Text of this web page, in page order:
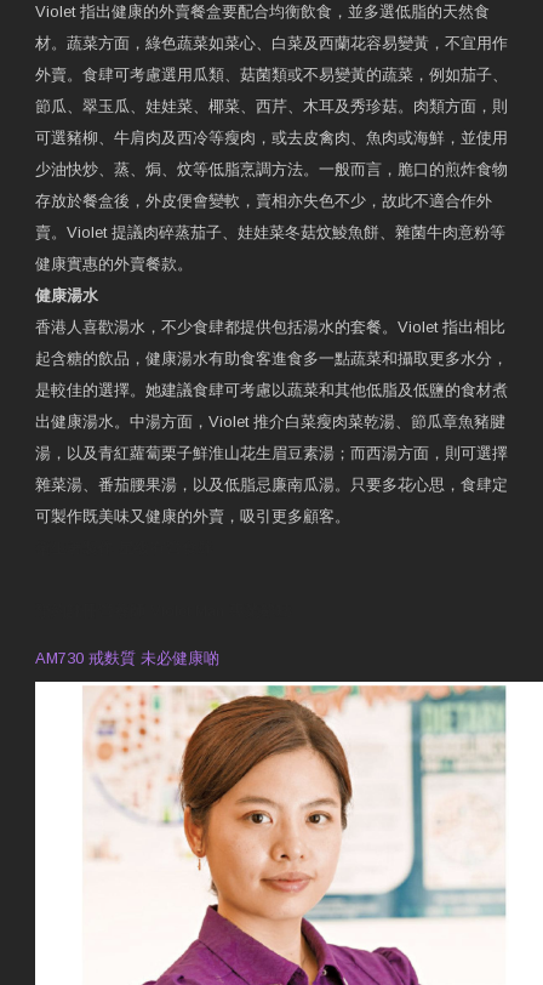
Violet 指出健康的外賣餐盒要配合均衡飲食，並多選低脂的天然食
材。蔬菜方面，綠色蔬菜如菜心、白菜及西蘭花容易變黃，不宜用作
外賣。食肆可考慮選用瓜類、菇菌類或不易變黃的蔬菜，例如茄子、
節瓜、翠玉瓜、娃娃菜、椰菜、西芹、木耳及秀珍菇。肉類方面，則
可選豬柳、牛肩肉及西冷等瘦肉，或去皮禽肉、魚肉或海鮮，並使用
少油快炒、蒸、焗、炆等低脂烹調方法。一般而言，脆口的煎炸食物
存放於餐盒後，外皮便會變軟，賣相亦失色不少，故此不適合作外
賣。Violet 提議肉碎蒸茄子、娃娃菜冬菇炆鯪魚餅、雜菌牛肉意粉等
健康實惠的外賣餐款。
健康湯水
香港人喜歡湯水，不少食肆都提供包括湯水的套餐。Violet 指出相比
起含糖的飲品，健康湯水有助食客進食多一點蔬菜和攝取更多水分，
是較佳的選擇。她建議食肆可考慮以蔬菜和其他低脂及低鹽的食材煮
出健康湯水。中湯方面，Violet 推介白菜瘦肉菜乾湯、節瓜章魚豬腱
湯，以及青紅蘿蔔栗子鮮淮山花生眉豆素湯；而西湯方面，則可選擇
雜菜湯、番茄腰果湯，以及低脂忌廉南瓜湯。只要多花心思，食肆定
可製作既美味又健康的外賣，吸引更多顧客。
AM730 戒麩質 未必健康啲